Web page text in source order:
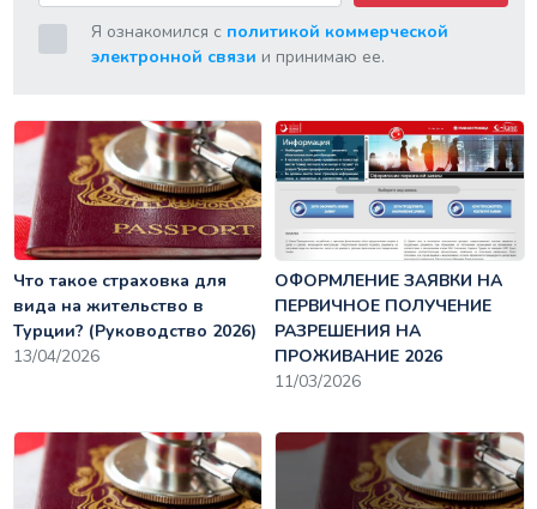
Я ознакомился с политикой коммерческой
электронной связи и принимаю ее.
Что такое страховка для
вида на жительство в
Турции? (Руководство 2026)
13/04/2026
ОФОРМЛЕНИЕ ЗАЯВКИ НА
ПЕРВИЧНОЕ ПОЛУЧЕНИЕ
РАЗРЕШЕНИЯ НА
ПРОЖИВАНИЕ 2026
11/03/2026